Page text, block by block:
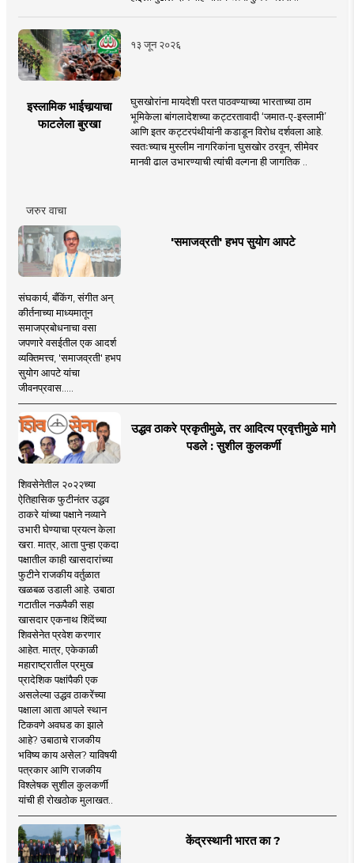
१३ जून २०२६
इस्लामिक भाईचार्‍याचा
फाटलेला बुरखा
घुसखोरांना मायदेशी परत पाठवण्याच्या भारताच्या ठाम
भूमिकेला बांगलादेशच्या कट्टरतावादी ‘जमात-ए-इस्लामी’
आणि इतर कट्टरपंथीयांनी कडाडून विरोध दर्शवला आहे.
स्वतःच्याच मुस्लीम नागरिकांना घुसखोर ठरवून, सीमेवर
मानवी ढाल उभारण्याची त्यांची वल्गना ही जागतिक ..
जरुर वाचा
'समाजव्रती' हभप सुयोग आपटे
संघकार्य, बँकिंग, संगीत अन्
कीर्तनाच्या माध्यमातून
समाजप्रबोधनाचा वसा
जपणारे वसईतील एक आदर्श
व्यक्तिमत्त्व, 'समाजव्रती' हभप
सुयोग आपटे यांचा
जीवनप्रवास.....
उद्धव ठाकरे प्रकृतीमुळे, तर आदित्य प्रवृत्तीमुळे मागे
पडले : सुशील कुलकर्णी
शिवसेनेतील २०२२च्या
ऐतिहासिक फुटीनंतर उद्धव
ठाकरे यांच्या पक्षाने नव्याने
उभारी घेण्याचा प्रयत्न केला
खरा. मात्र, आता पुन्हा एकदा
पक्षातील काही खासदारांच्या
फुटीने राजकीय वर्तुळात
खळबळ उडाली आहे. उबाठा
गटातील नऊपैकी सहा
खासदार एकनाथ शिंदेंच्या
शिवसेनेत प्रवेश करणार
आहेत. मात्र, एकेकाळी
महाराष्ट्रातील प्रमुख
प्रादेशिक पक्षांपैकी एक
असलेल्या उद्धव ठाकरेंच्या
पक्षाला आता आपले स्थान
टिकवणे अवघड का झाले
आहे? उबाठाचे राजकीय
भविष्य काय असेल? याविषयी
पत्रकार आणि राजकीय
विश्लेषक सुशील कुलकर्णी
यांची ही रोखठोक मुलाखत..
केंद्रस्थानी भारत का ?